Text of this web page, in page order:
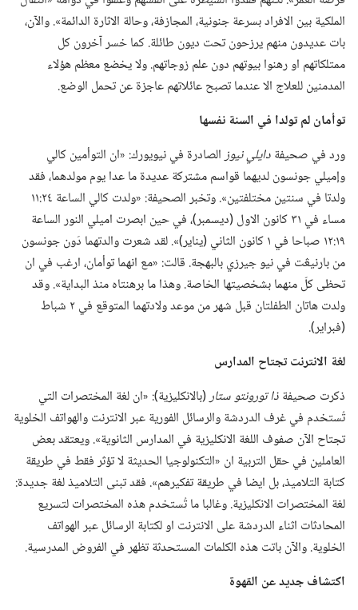
الملكية بين الافراد بسرعة جنونية،‏ المجازفة،‏ وحالة الاثارة الدائمة».‏ والآن،‏
بات عديدون منهم يرزحون تحت ديون طائلة.‏ كما خسر آخرون كل
ممتلكاتهم او رهنوا بيوتهم دون علم زوجاتهم.‏ ولا يخضع معظم هؤلاء
المدمنين للعلاج الا عندما تصبح عائلاتهم عاجزة عن تحمل الوضع.‏
توأمان لم تولدا في السنة نفسها
ورد في صحيفةدايلي نيوزالصادرة في نيويورك:‏ «ان التوأمين كالي
وإميلي جونسون لديهما قواسم مشتركة عديدة ما عدا يوم مولدهما،‏ فقد
ولدتا في سنتين مختلفتين».‏ وتخبر الصحيفة:‏ «ولدت كالي الساعة ٢٤:‏١١
مساء في ٣١ كانون الاول (‏ديسمبر)‏،‏ في حين ابصرت اميلي النور الساعة
١٩:‏١٢ صباحا في ١ كانون الثاني (‏يناير)‏».‏ لقد شعرت والدتهما دَون جونسون
من بارنيڠت في نيو جيرزي بالبهجة.‏ قالت:‏ «مع انهما توأمان،‏ ارغب في ان
تحظى كلّ منهما بشخصيتها الخاصة.‏ وهذا ما برهنتاه منذ البداية».‏ وقد
ولدت هاتان الطفلتان قبل شهر من موعد ولادتهما المتوقع في ٢ شباط
(‏فبراير)‏.‏
لغة الانترنت تجتاح المدارس
ذكرت صحيفةذا تورونتو ستار‏(‏بالانكليزية)‏:‏ «ان لغة المختصرات التي
تُستخدم في غرف الدردشة والرسائل الفورية عبر الانترنت والهواتف الخلوية
تجتاح الآن صفوف اللغة الانكليزية في المدارس الثانوية».‏ ويعتقد بعض
العاملين في حقل التربية ان «التكنولوجيا الحديثة لا تؤثر فقط في طريقة
كتابة التلاميذ،‏ بل ايضا في طريقة تفكيرهم».‏ فقد تبنى التلاميذ لغة جديدة:‏
لغة المختصرات الانكليزية.‏ وغالبا ما تُستخدم هذه المختصرات لتسريع
المحادثات اثناء الدردشة على الانترنت او لكتابة الرسائل عبر الهواتف
الخلوية.‏ والآن باتت هذه الكلمات المستحدثة تظهر في الفروض المدرسية.‏
اكتشاف جديد عن القهوة